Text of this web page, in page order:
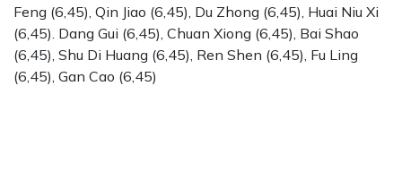
Feng (6,45), Qin Jiao (6,45), Du Zhong (6,45), Huai Niu Xi
(6,45). Dang Gui (6,45), Chuan Xiong (6,45), Bai Shao
(6,45), Shu Di Huang (6,45), Ren Shen (6,45), Fu Ling
(6,45), Gan Cao (6,45)